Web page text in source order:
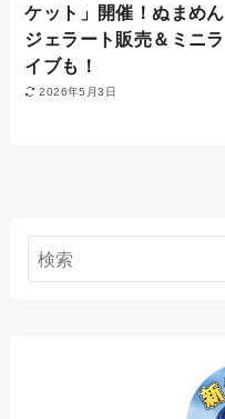
ケット」開催！ぬまめん
ジェラート販売＆ミニラ
イブも！
2026年5月3日